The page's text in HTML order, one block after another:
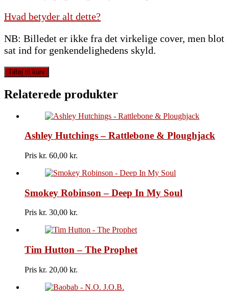
Hvad betyder alt dette?
NB: Billedet er ikke fra det virkelige cover, men blot
sat ind for genkendelighedens skyld.
Deep
Purple
-
Stormbringer
Tilføj til kurv
Relaterede produkter
Ashley Hutchings – Rattlebone & Ploughjack
Pris kr. 60,00
Smokey Robinson – Deep In My Soul
Pris kr. 30,00
Tim Hutton – The Prophet
Pris kr. 20,00